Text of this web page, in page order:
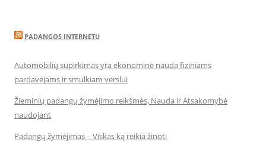
PADANGOS INTERNETU
Automobilių supirkimas yra ekonominė nauda fiziniams
pardavėjams ir smulkiam verslui
Žieminių padangų žymėjimo reikšmės, Nauda ir Atsakomybė
naudojant
Padangų žymėjimas – Viskas ką reikia žinoti